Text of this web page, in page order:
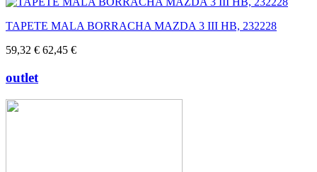
TAPETE MALA BORRACHA MAZDA 3 III HB, 232228
59,32 € 62,45 €
outlet